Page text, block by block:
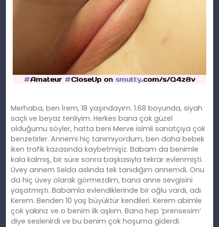
Merhaba, ben İrem, 18 yaşındayım. 1.68 boyunda, siyah
saçlı ve beyaz tenliyim. Herkes bana çok güzel
olduğumu söyler, hatta beni Merve isimli sanatçıya çok
benzetirler. Annemi hiç tanımıyordum, ben daha bebek
iken trafik kazasında kaybetmişiz. Babam da benimle
kala kalmış, bir süre sonra başkasıyla tekrar evlenmişti.
Üvey annem Selda aslında tek tanıdığım annemdi. Onu
da hiç üvey olarak görmezdim, bana anne sevgisini
yaşatmıştı. Babamla evlendiklerinde bir oğlu vardı, adı
Kerem. Benden 10 yaş büyüktür kendileri. Kerem abimle
çok yakınız ve o benim ilk aşkım. Bana hep ‘prensesim’
diye seslenirdi ve bu benim çok hoşuma giderdi.